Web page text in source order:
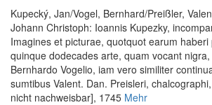
Kupecký, Jan/Vogel, Bernhard/Preißler,
Johann Christoph: Ioannis Kupezky,
Imagines et picturae, quotquot earum
quinque dodecades arte, quam vocant
Bernhardo Vogelio, iam vero similiter
sumtibus Valent. Dan. Preisleri, chalcographi
nicht nachweisbar], 1745 Mehr